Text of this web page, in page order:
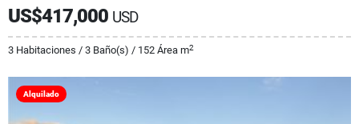
US$417,000 USD
3 Habitaciones / 3 Baño(s) / 152 Área m2
Alquilado